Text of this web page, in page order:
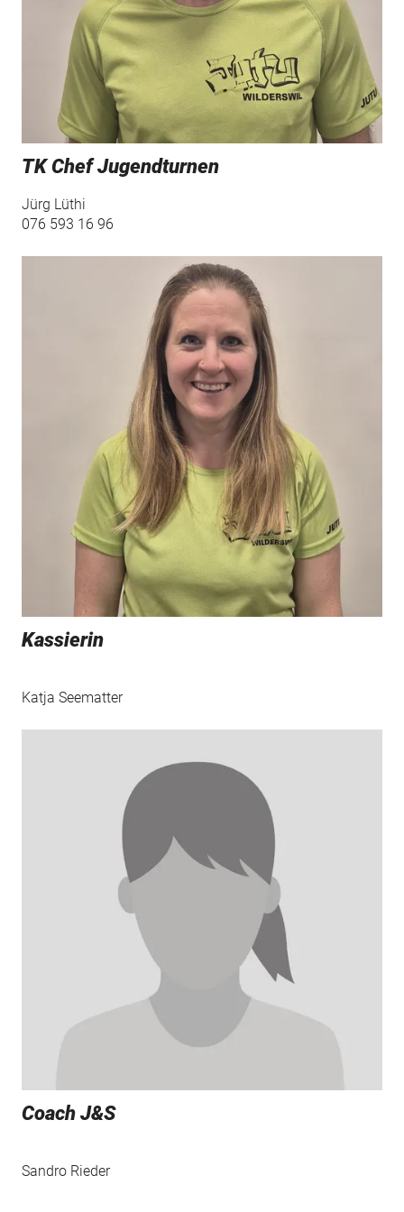
Turnverein
TK Chef Jugendturnen
Jürg Lüthi
076 593 16 96
Kassierin
Katja Seematter
Coach J&S
Sandro Rieder